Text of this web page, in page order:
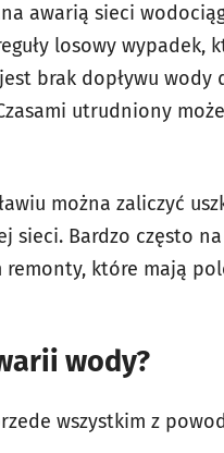
awarią sieci
losowy wypadek,
brak dopływu wody
utrudniony
można zaliczyć
sieci. Bardzo często
które mają
wody?
wszystkim z